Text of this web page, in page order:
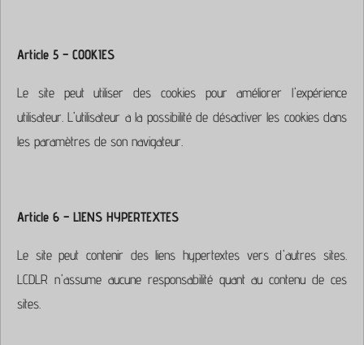
Article 5 – COOKIES
Le site peut utiliser des cookies pour améliorer l'expérience
utilisateur. L'utilisateur a la possibilité de désactiver les cookies dans
les paramètres de son navigateur.
Article 6 – LIENS HYPERTEXTES
Le site peut contenir des liens hypertextes vers d'autres sites.
LCDLR n'assume aucune responsabilité quant au contenu de ces
sites.